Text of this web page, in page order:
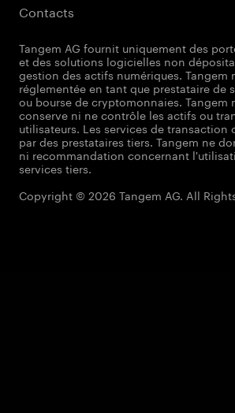
Contacts
Tangem AG fournit uniquement des
et des solutions logicielles non
gestion des actifs numériques. Tangem
réglementée en tant que prestataire de
ou bourse de cryptomonnaies. Tangem
conserve ni ne contrôle les actifs ou
utilisateurs. Les services de
par des prestataires tiers. Tangem ne
ni recommandation concernant
services tiers.